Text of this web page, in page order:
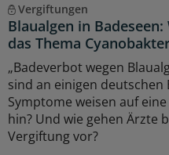
Vergiftungen
Blaualgen in
das Thema
„Badeverbot wegen
sind an einigen deutschen
Symptome weisen auf
hin? Und wie gehen Ärzte
Vergiftung vor?